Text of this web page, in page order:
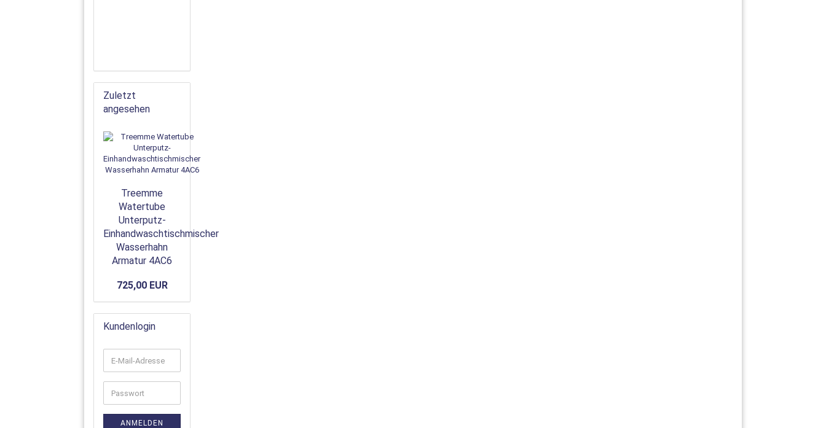
Zuletzt
angesehen
Treemme
Watertube
Unterputz-
Einhandwaschtischmischer
Wasserhahn
Armatur 4AC6
725,00 EUR
Kundenlogin
ANMELDEN